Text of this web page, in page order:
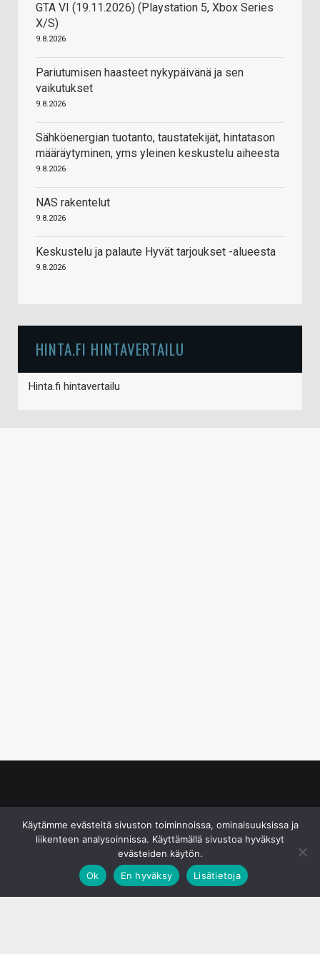
GTA VI (19.11.2026) (Playstation 5, Xbox Series
X/S)
9.8.2026
Pariutumisen haasteet nykypäivänä ja sen
vaikutukset
9.8.2026
Sähköenergian tuotanto, taustatekijät, hintatason
määräytyminen, yms yleinen keskustelu aiheesta
9.8.2026
NAS rakentelut
9.8.2026
Keskustelu ja palaute Hyvät tarjoukset -alueesta
9.8.2026
HINTA.FI HINTAVERTAILU
Hinta.fi hintavertailu
Käytämme evästeitä sivuston toiminnoissa, ominaisuuksissa ja
liikenteen analysoinnissa. Käyttämällä sivustoa hyväksyt
evästeiden käytön.
Ok
En hyväksy Lisätietoja